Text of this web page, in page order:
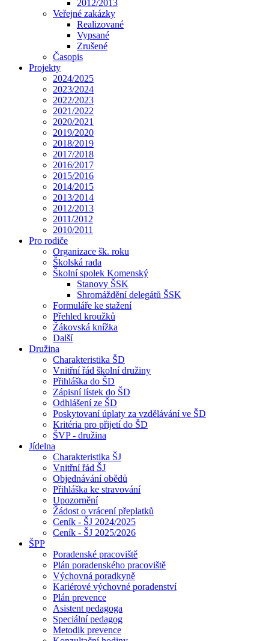
2012/2013
Veřejné zakázky
Realizované
Vypsané
Zrušené
Časopis
Projekty
2024/2025
2023/2024
2022/2023
2021/2022
2020/2021
2019/2020
2018/2019
2017/2018
2016/2017
2015/2016
2014/2015
2013/2014
2012/2013
2011/2012
2010/2011
Pro rodiče
Organizace šk. roku
Školská rada
Školní spolek Komenský
Stanovy ŠSK
Shromáždění delegátů ŠSK
Formuláře ke stažení
Přehled kroužků
Žákovská knížka
Další
Družina
Charakteristika ŠD
Vnitřní řád školní družiny
Přihláška do ŠD
Zápisní lístek do ŠD
Odhlášení ze ŠD
Poskytovaní úplaty za vzdělávání ve ŠD
Kritéria pro přijetí do ŠD
ŠVP - družina
Jídelna
Charakteristika ŠJ
Vnitřní řád ŠJ
Objednávání obědů
Přihláška ke stravování
Upozornění
Žádost o vrácení přeplatků
Ceník - ŠJ 2024/2025
Ceník - ŠJ 2025/2026
ŠPP
Poradenské pracoviště
Plán poradenského pracoviště
Výchovná poradkyně
Kariérové výchovné poradenství
Plán prevence
Asistent pedagoga
Speciální pedagog
Metodik prevence